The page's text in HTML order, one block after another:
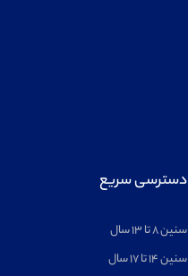
دسترسی سریع
سنین ۸ تا ۱۳ سال
سنین ۱۴ تا ۱۷ سال